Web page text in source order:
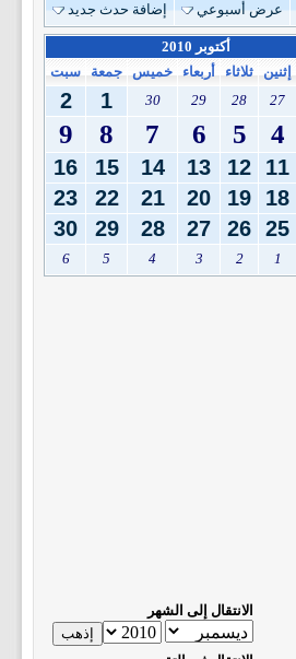
عرض أسبوعي إضافة حدث جديد
أكتوبر 2010
إثنين ثلاثاء أربعاء خميس جمعة
سبت
27
28
29
30
1
2
4
5
6
7
8
9
11
12
13
14
15
16
18
19
20
21
22
23
25
26
27
28
29
30
1
2
3
4
5
6
الانتقال إلى الشهر